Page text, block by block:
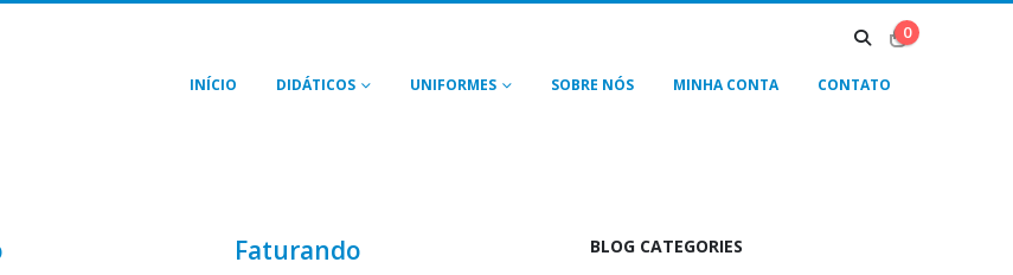
0
INÍCIO DIDÁTICOS UNIFORMES SOBRE NÓS MINHA CONTA CONTATO
Faturando BLOG CATEGORIES